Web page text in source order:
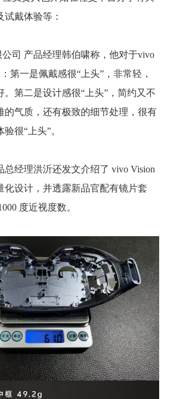
戴体验等：
司 产品经理韩伯啸称，他对于vivo
第一是佩戴感很“上头”，非常轻，
。第二是设计感很“上头”，简约又不
的气质，还有极致的细节处理，很有
很“上头”。
总经理洪沂还发文介绍了 vivo Vision
化设计，并透露新品官配有镜片套
度近视度数。